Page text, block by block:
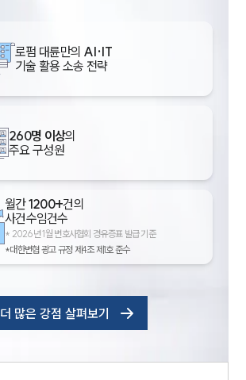
로펌 대륜만의 AI·IT
기술 활용 소송 전략
260명 이상의
주요 구성원
월간1200+건의
사건수임건수
* 2026년 1월 변호사협회 경유증표 발급 기준
*대한변협 광고 규정 제4조 제1호 준수
더 많은 강점 살펴보기